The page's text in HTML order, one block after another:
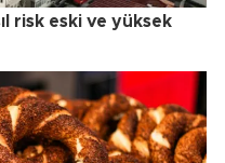
risk eski ve yüksek